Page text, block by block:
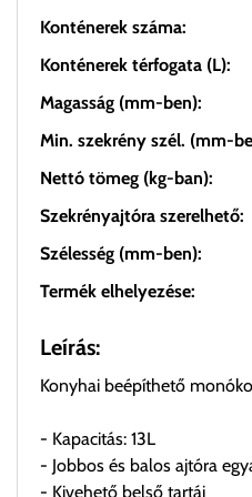
Konténerek száma:
Konténerek térfogata (L):
Magasság (mm-ben):
Min. szekrény szél. (mm-
Nettó tömeg (kg-ban):
Szekrényajtóra szerelhető:
Szélesség (mm-ben):
Termék elhelyezése:
Leírás:
Konyhai beépíthető
- Kapacitás: 13L
- Jobbos és balos ajtóra
- Kivehető belső tartáj